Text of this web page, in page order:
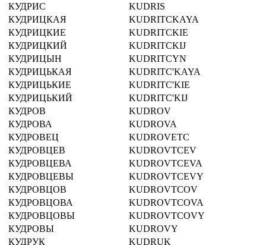
КУДРИС
KUDRIS
КУДРИЦКАЯ
KUDRITCKAYA
КУДРИЦКИЕ
KUDRITCKIE
КУДРИЦКИЙ
KUDRITCKIJ
КУДРИЦЫН
KUDRITCYN
КУДРИЦЬКАЯ
KUDRITC'KAYA
КУДРИЦЬКИЕ
KUDRITC'KIE
КУДРИЦЬКИЙ
KUDRITC'KIJ
КУДРОВ
KUDROV
КУДРОВА
KUDROVA
КУДРОВЕЦ
KUDROVETC
КУДРОВЦЕВ
KUDROVTCEV
КУДРОВЦЕВА
KUDROVTCEVA
КУДРОВЦЕВЫ
KUDROVTCEVY
КУДРОВЦОВ
KUDROVTCOV
КУДРОВЦОВА
KUDROVTCOVA
КУДРОВЦОВЫ
KUDROVTCOVY
КУДРОВЫ
KUDROVY
КУДРУК
KUDRUK